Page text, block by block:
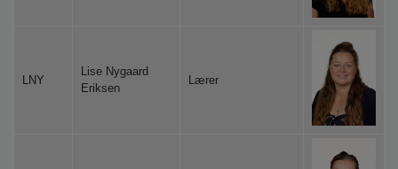
LNY
Lise Nygaard
Eriksen
Lærer